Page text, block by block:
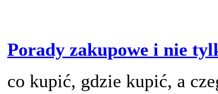
Porady zakupowe i nie
co kupić, gdzie kupić, a